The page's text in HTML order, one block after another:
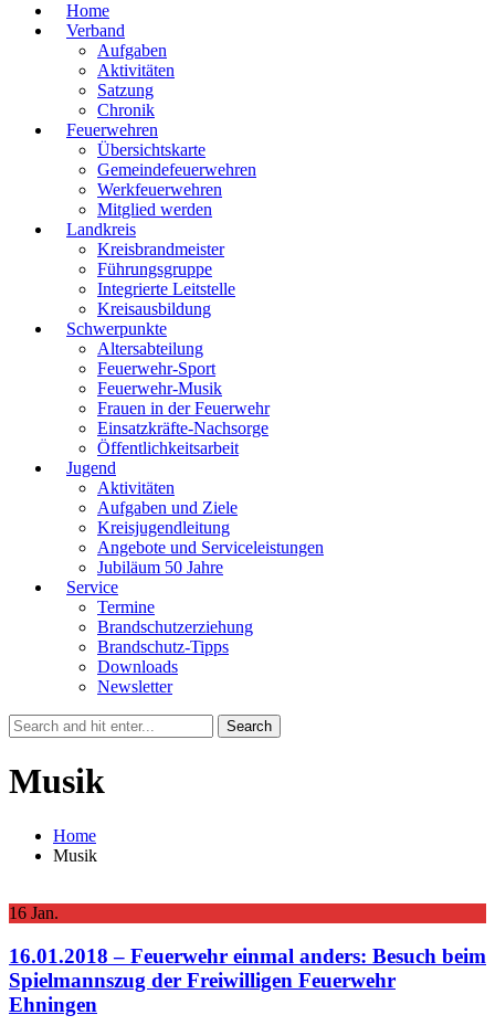
Home
Verband
Aufgaben
Aktivitäten
Satzung
Chronik
Feuerwehren
Übersichtskarte
Gemeindefeuerwehren
Werkfeuerwehren
Mitglied werden
Landkreis
Kreisbrandmeister
Führungsgruppe
Integrierte Leitstelle
Kreisausbildung
Schwerpunkte
Altersabteilung
Feuerwehr-Sport
Feuerwehr-Musik
Frauen in der Feuerwehr
Einsatzkräfte-Nachsorge
Öffentlichkeitsarbeit
Jugend
Aktivitäten
Aufgaben und Ziele
Kreisjugendleitung
Angebote und Serviceleistungen
Jubiläum 50 Jahre
Service
Termine
Brandschutzerziehung
Brandschutz-Tipps
Downloads
Newsletter
Musik
Home
Musik
16 Jan.
16.01.2018 – Feuerwehr einmal anders: Besuch beim
Spielmannszug der Freiwilligen Feuerwehr
Ehningen